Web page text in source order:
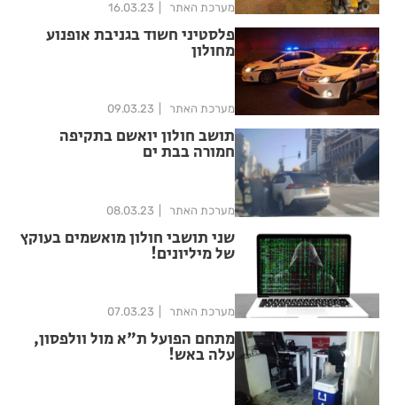
מערכת האתר 16.03.23
פלסטיני חשוד בגניבת אופנוע
מחולון
מערכת האתר 09.03.23
תושב חולון יואשם בתקיפה
חמורה בבת ים
מערכת האתר 08.03.23
שני תושבי חולון מואשמים בעוקץ
של מיליונים!
מערכת האתר 07.03.23
מתחם הפועל ת"א מול וולפסון,
עלה באש!